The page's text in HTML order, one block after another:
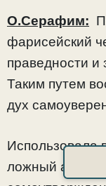
О.Серафим:
фарисейский
праведности
Таким путем
дух
Использовала
ложный